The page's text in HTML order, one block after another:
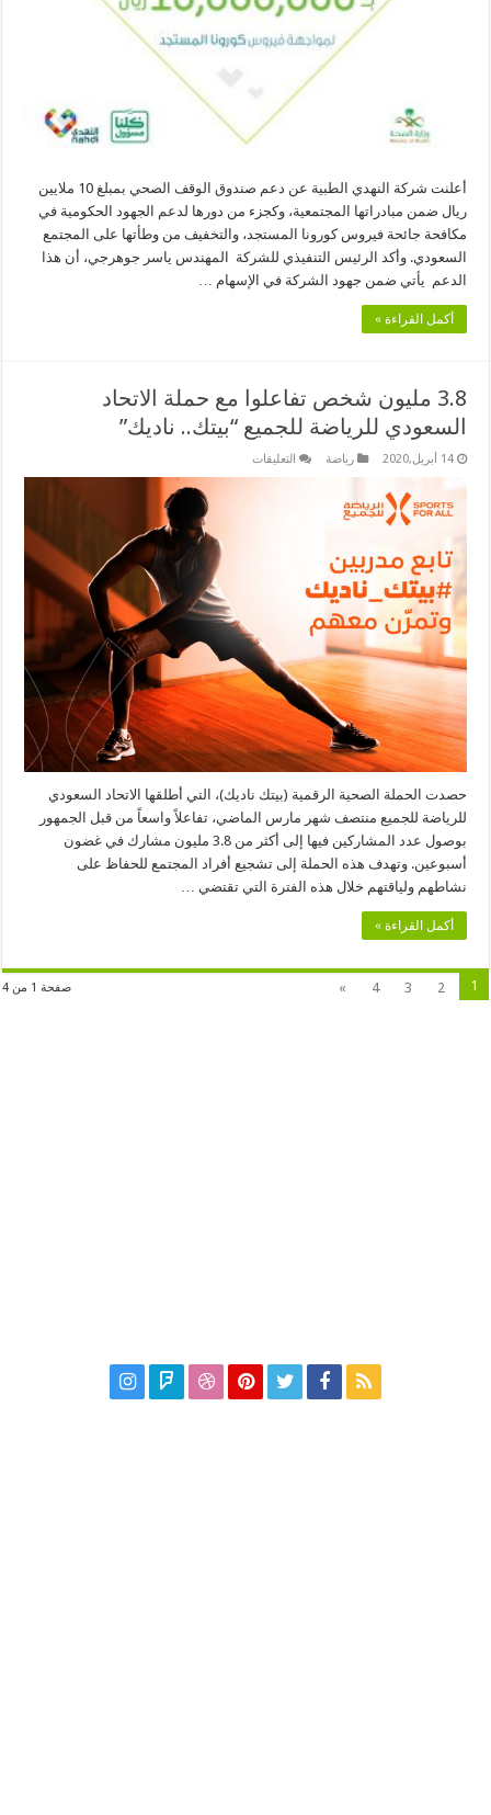
أعلنت شركة النهدي الطبية عن دعم صندوق الوقف الصحي بمبلغ 10 ملايين
ريال ضمن مبادراتها المجتمعية، وكجزء من دورها لدعم الجهود الحكومية في
مكافحة جائحة فيروس كورونا المستجد، والتخفيف من وطأتها على المجتمع
السعودي. وأكد الرئيس التنفيذي للشركة المهندس ياسر جوهرجي، أن هذا
الدعم يأتي ضمن جهود الشركة في الإسهام …
أكمل القراءة »
3.8 مليون شخص تفاعلوا مع حملة الاتحاد
السعودي للرياضة للجميع “بيتك.. ناديك”
14 أبريل,2020 رياضة التعليقاتعلى
السعودي
للرياضة
للجميع
“بيتك..
ناديك”
مغلقة
حصدت الحملة الصحية الرقمية (بيتك ناديك)، التي أطلقها الاتحاد السعودي
للرياضة للجميع منتصف شهر مارس الماضي، تفاعلاً واسعاً من قبل الجمهور
بوصول عدد المشاركين فيها إلى أكثر من 3.8 مليون مشارك في غضون
أسبوعين. وتهدف هذه الحملة إلى تشجيع أفراد المجتمع للحفاظ على
نشاطهم ولياقتهم خلال هذه الفترة التي تقتضي …
أكمل القراءة »
صفحة 1 من 4 1
2
3
4
»